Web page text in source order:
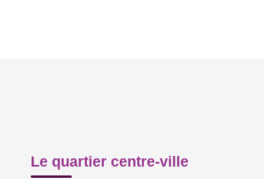
Le quartier centre-ville